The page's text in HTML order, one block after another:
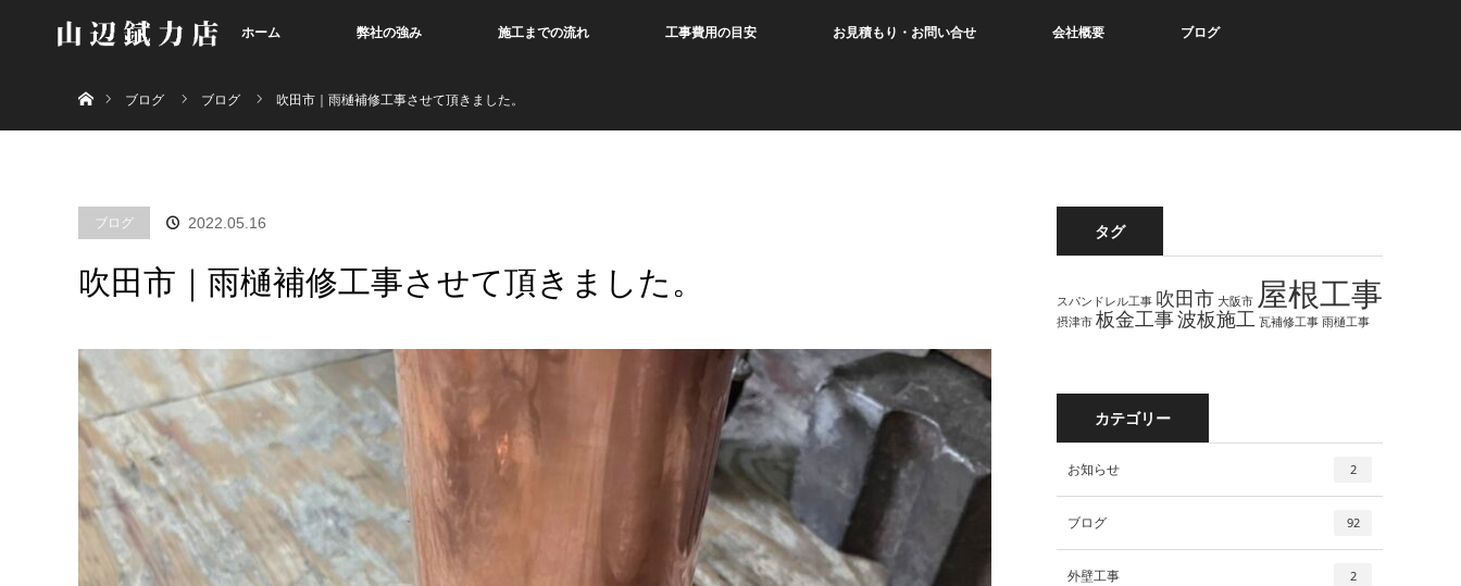
ホーム 弊社の強み 施工までの流れ 工事費用の目安 お見積もり・お問い合せ 会社概要 ブログ
ブログ
ブログ 吹田市｜雨樋補修工事させて頂きました。
ブログ 2022.05.16
吹田市｜雨樋補修工事させて頂きました。
タグ
スパンドレル工事 吹田市 大阪市 屋根工事
摂津市 板金工事波板施工 瓦補修工事 雨樋工事
カテゴリー
お知らせ 2
ブログ 92
外壁工事 2